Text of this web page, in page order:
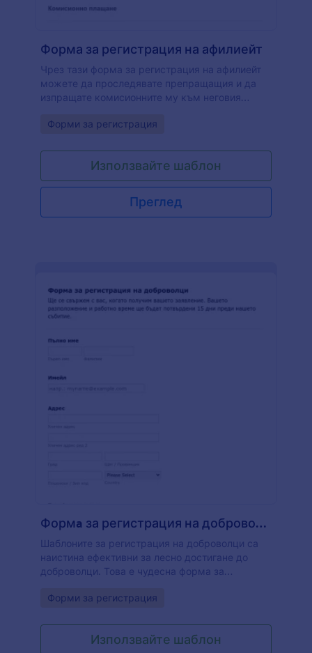
Форма за регистрация на афилиейт
Чрез тази форма за регистрация на афилиейт
можете да проследявате препращащия и да
изпращате комисионните му към неговия
просто събирате лични данни и данни за
техния PayPal акаунт. Можете да
персонализирате шаблона чрез различни
инструменти и интеграции на Jotform и или да
го вградите във вашия уебсайт или да го
използвате, като самостоятелна форма.
Go to Category:
Форми за регистрация
Използвайте шаблон
Преглед
Формa за регистрация на доброволци
Шаблоните за регистрация на доброволци са
наистина ефективни за лесно достигане до
доброволци. Това е чудесна форма за
използва за доброволци, за да се регистрират
съдържа точно цялата необходима подробна
информация. Опитайте сега безплатно!
Go to Category:
Форми за регистрация
Използвайте шаблон